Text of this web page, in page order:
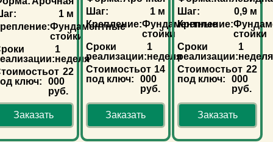
1 м
Фундаментные
стойки
1
неделя
ключ:
от 22
000
руб.
Заказать
Шаг:
1 м
Крепление:Фундаментные
стойки
Сроки
реализации:
1
неделя
Стоимость
под ключ:
от 14
000
руб.
Заказать
Шаг:
0,9 м
Крепление:
стойки
Сроки
реализации:
1
неделя
Стоимость
под ключ:
от 22
000
руб.
Заказать